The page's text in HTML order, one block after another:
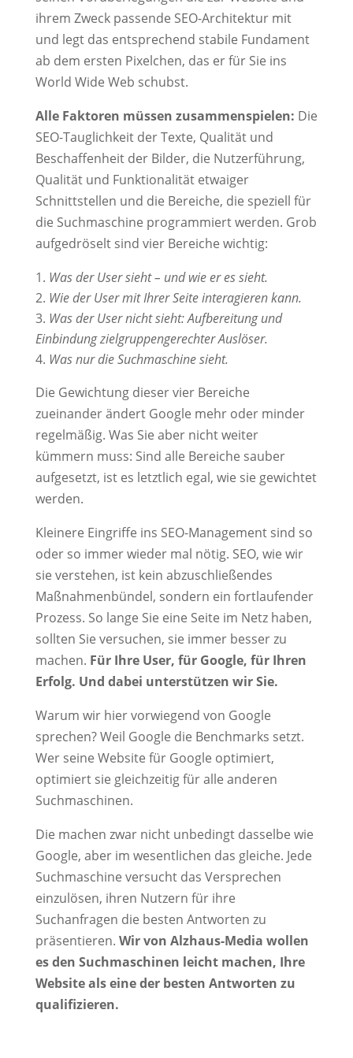
ihrem Zweck passende SEO-Architektur mit
und legt das entsprechend stabile Fundament
ab dem ersten Pixelchen, das er für Sie ins
World Wide Web schubst.
Alle Faktoren müssen zusammenspielen: Die
SEO-Tauglichkeit der Texte, Qualität und
Beschaffenheit der Bilder, die Nutzerführung,
Qualität und Funktionalität etwaiger
Schnittstellen und die Bereiche, die speziell für
die Suchmaschine programmiert werden. Grob
aufgedröselt sind vier Bereiche wichtig:
Was der User sieht – und wie er es sieht.
Wie der User mit Ihrer Seite interagieren kann.
Was der User nicht sieht: Aufbereitung und
Einbindung zielgruppengerechter Auslöser.
Was nur die Suchmaschine sieht.
Die Gewichtung dieser vier Bereiche
zueinander ändert Google mehr oder minder
regelmäßig. Was Sie aber nicht weiter
kümmern muss: Sind alle Bereiche sauber
aufgesetzt, ist es letztlich egal, wie sie gewichtet
werden.
Kleinere Eingriffe ins SEO-Management sind so
oder so immer wieder mal nötig. SEO, wie wir
sie verstehen, ist kein abzuschließendes
Maßnahmenbündel, sondern ein fortlaufender
Prozess. So lange Sie eine Seite im Netz haben,
sollten Sie versuchen, sie immer besser zu
machen. Für Ihre User, für Google, für Ihren
Erfolg. Und dabei unterstützen wir Sie.
Warum wir hier vorwiegend von Google
sprechen? Weil Google die Benchmarks setzt.
Wer seine Website für Google optimiert,
optimiert sie gleichzeitig für alle anderen
Suchmaschinen.
Die machen zwar nicht unbedingt dasselbe wie
Google, aber im wesentlichen das gleiche. Jede
Suchmaschine versucht das Versprechen
einzulösen, ihren Nutzern für ihre
Suchanfragen die besten Antworten zu
präsentieren. Wir von Alzhaus-Media wollen
es den Suchmaschinen leicht machen, Ihre
Website als eine der besten Antworten zu
qualifizieren.